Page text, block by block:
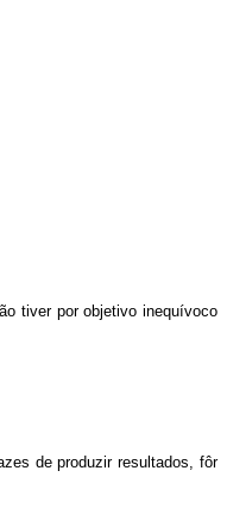
tiver por objetivo inequívoco
de produzir resultados, fôr